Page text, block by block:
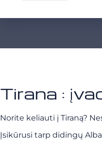
Tirana :
Norite keliauti į Tiraną?
Įsikūrusi tarp didingų